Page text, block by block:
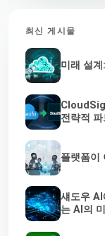
최신 게시물
미래 설
전략적
플랫폼이
섀도우
는 AI의